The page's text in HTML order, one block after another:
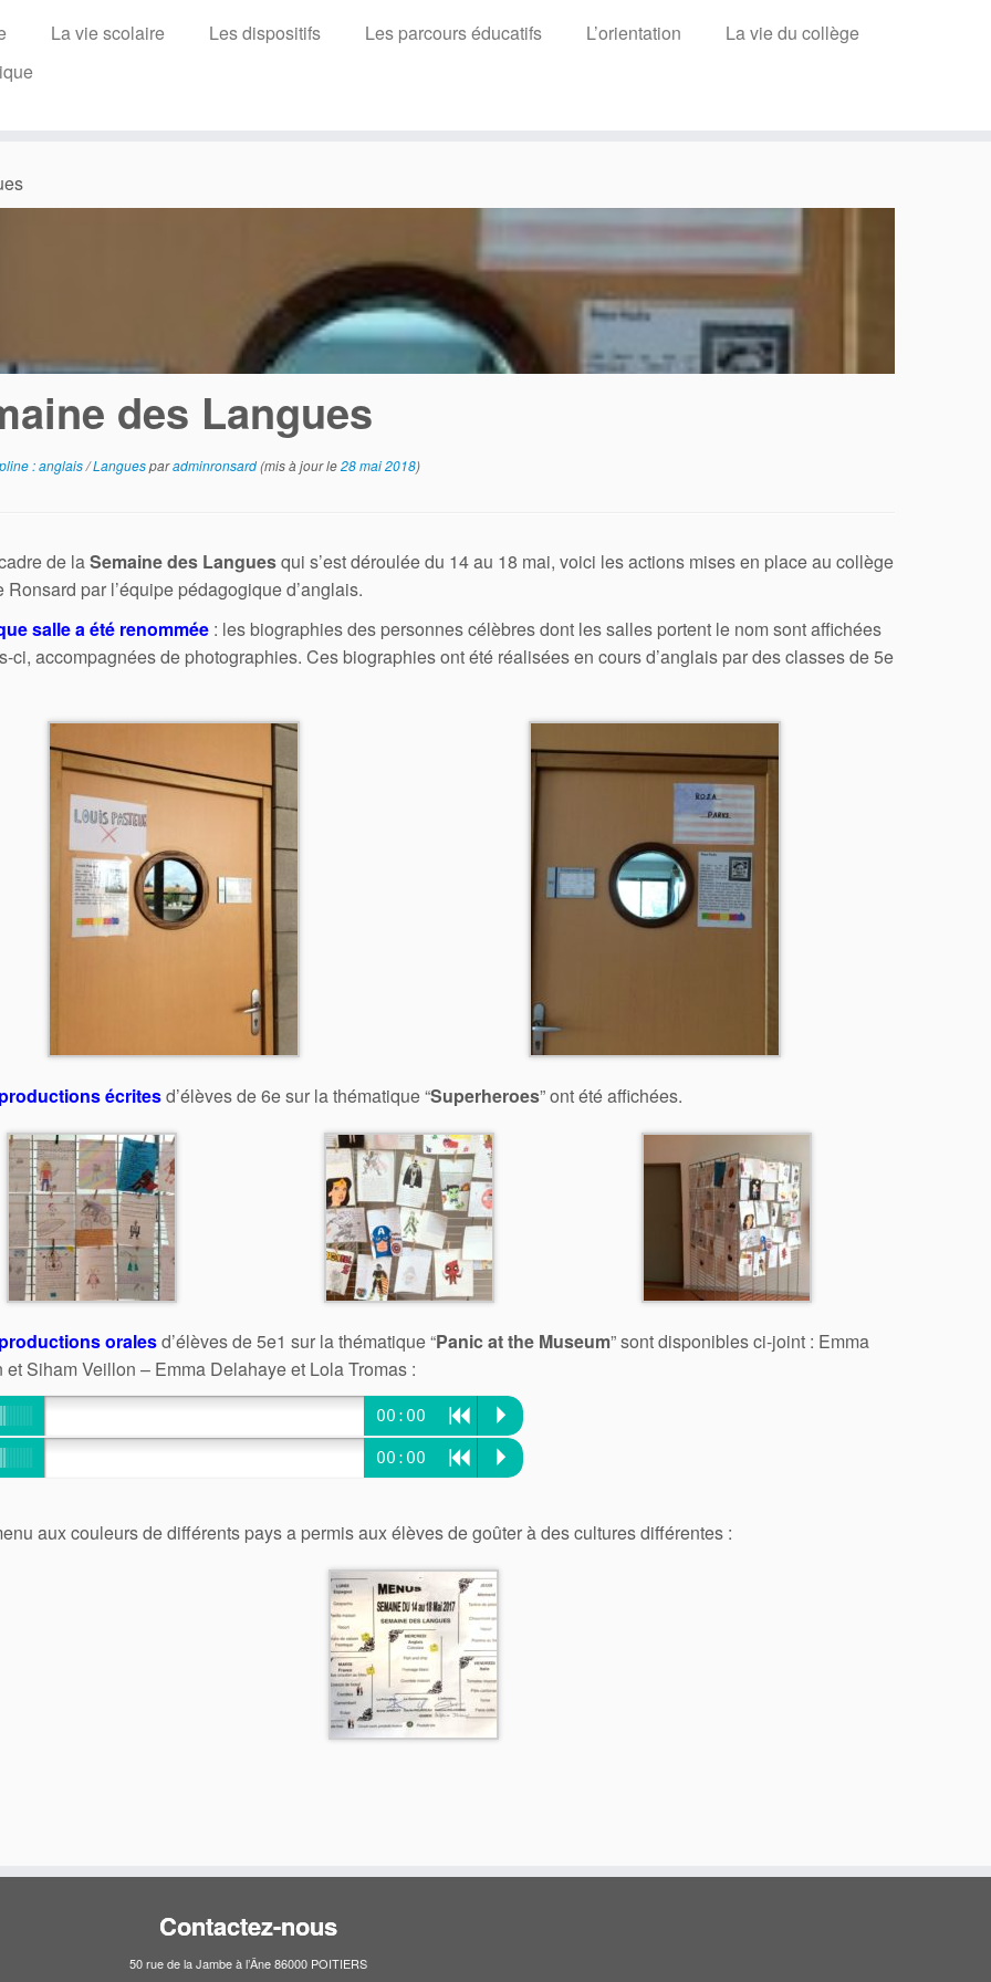
La vie scolaire Les dispositifs Les parcours éducatifs L’orientation
La vie du collège
des Langues
: anglais/Languesparadminronsard(mis à jour le28 mai 2018)
de laSemaine des Languesqui s’est déroulée du 14 au 18 mai, voici les actions mises en place au collège
Ronsard par l’équipe pédagogique d’anglais.
salle a été renommée : les biographies des personnes célèbres dont les salles portent le nom sont affichées
ci, accompagnées de photographies. Ces biographies ont été réalisées en cours d’anglais par des classes de 5e
productions écritesd’élèves de 6e sur la thématique “Superheroes” ont été affichées.
productions oralesd’élèves de 5e1 sur la thématique “Panic at the Museum” sont disponibles ci-joint : Emma
et Siham Veillon – Emma Delahaye et Lola Tromas :
00:00 R P
00:00 R P
aux couleurs de différents pays a permis aux élèves de goûter à des cultures différentes :
Contactez-nous
50 rue de la Jambe à l’Âne 86000 POITIERS